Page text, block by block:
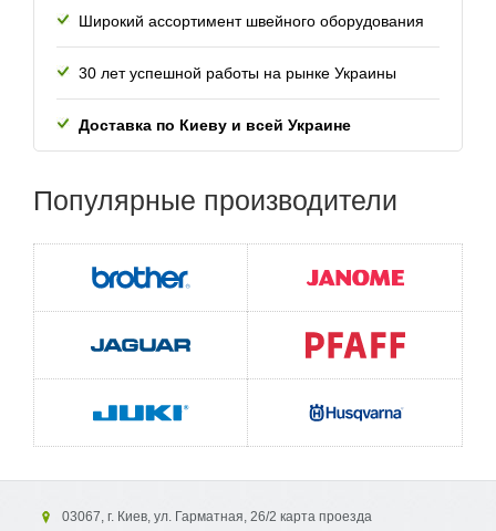
Широкий ассортимент швейного оборудования
30 лет успешной работы на рынке Украины
Доставка по Киеву и всей Украине
Популярные производители
03067, г. Киев, ул. Гарматная, 26/2 карта проезда